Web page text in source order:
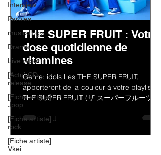
Interview
Paroles
musicology
Drama
Live report
[Actu] CD
release
[Fiche artiste]
Jpop
[Fiche artiste] J
rock
[Fiche artiste]
Vkei
THE SUPER FRUIT : Votre
dose quotidienne de
vitamines
Genre: idols Les THE SUPER FRUIT,
apporteront de la couleur à votre playlist !
THE SUPER FRUIT (ザ スーパーフルーツ)
est un groupe de jeunes...